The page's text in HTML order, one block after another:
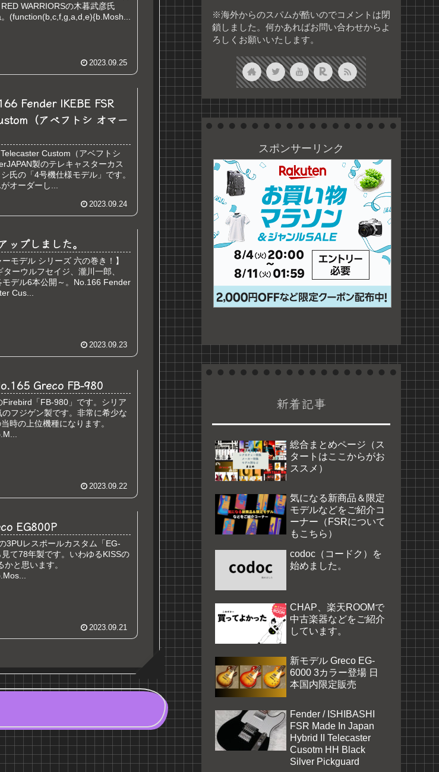
WARRIORSの木暮武彦氏
。(function(b,c,f,g,a,d,e){b.Mosh...
2023.09.25
Fender IKEBE FSR
（アベフトシ オマー
Custom（アベフトシ
製のテレキャスターカス
氏の「4号機仕様モデル」です。
オーダーし...
2023.09.24
ップしました。
モデル シリーズ 六の巻き！】
ーウルフセイジ、瀧川一郎、
デル6本公開～。No.166 Fender
Cus...
2023.09.23
Greco FB-980
「FB-980」です。シリア
フジゲン製です。非常に希少な
時の上位機種になります。
2023.09.22
EG800P
3PUレスポールカスタム「EG-
て78年製です。いわゆるKISSの
と思います。
2023.09.21
※海外からのスパムが酷いのでコメントは閉
鎖しました。何かあればお問い合わせからよ
ろしくお願いいたします。
スポンサーリンク
新着記事
総合まとめページ（ス
タートはここからがお
ススメ）
気になる新商品＆限定
モデルなどをご紹介コ
ーナー（FSRについて
もこちら）
codoc（コードク）を
始めました。
CHAP、楽天ROOMで
中古楽器などをご紹介
しています。
新モデル Greco EG-
6000 3カラー登場 日
本国内限定販売
Fender / ISHIBASHI
FSR Made In Japan
Hybrid II Telecaster
Cusotm HH Black
Silver Pickguard